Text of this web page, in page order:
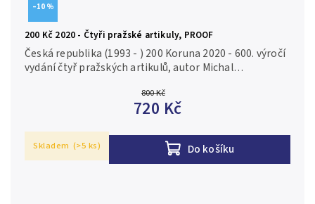
–10 %
200 Kč 2020 - Čtyři pražské artikuly, PROOF
800 Kč
720 Kč
Do košíku
Česká republika (1993 - ) 200 Koruna 2020 - 600. výročí
vydání čtyř pražských artikulů, autor Michal
Skladem (>5 ks)